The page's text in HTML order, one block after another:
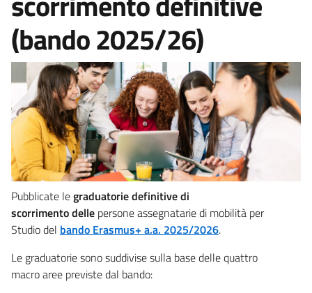
(bando 2025/26)
Pubblicate legraduatorie definitive di
scorrimentodelle persone assegnatarie di mobilità per
Studio del bando Erasmus+ a.a. 2025/2026.
Le graduatorie sono suddivise sulla base delle quattro
macro aree previste dal bando: